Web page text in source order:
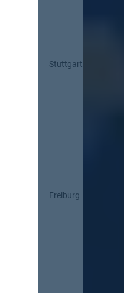
Stuttgart
Freiburg